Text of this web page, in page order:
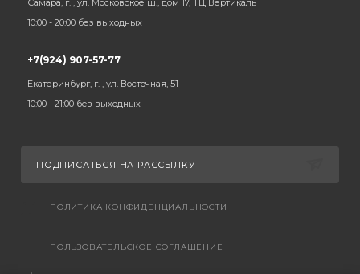
Самара, г. , ул. Московское ш., дом 17, ТЦ Вертикаль
10:00 - 20:00 без выходных
+7(924) 907-57-77
Екатеринбург, г. , ул. Восточная, 51
10:00 - 21:00 без выходных
ПОДПИСАТЬСЯ НА РАССЫЛКУ
ПОЛИТИКА КОНФИДЕНЦИАЛЬНОСТИ
ПОЛЬЗОВАТЕЛЬСКОЕ СОГЛАШЕНИЕ